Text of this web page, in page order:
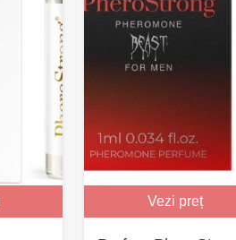
Vezi preț